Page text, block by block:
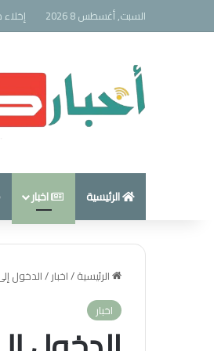
السبت, أغسطس 8 2026
الرئيسية اخبار
الرئيسية/اخبار/الدخول
اخبار